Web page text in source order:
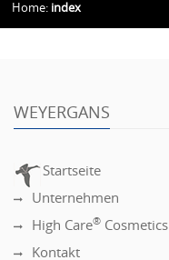
Home: index
WEYERGANS
Startseite
Unternehmen
High Care® Cosmetics
Kontakt